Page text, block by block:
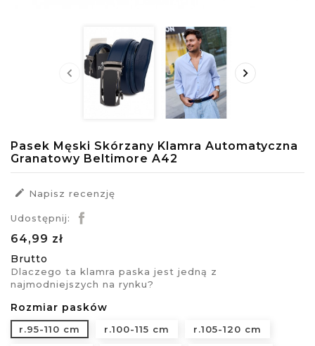
 
Pasek Męski Skórzany Klamra Automatyczna
Granatowy Beltimore A42
 Napisz recenzję
Udostępnij:
64,99 zł
Brutto
Dlaczego ta klamra paska jest jedną z
najmodniejszych na rynku?
Rozmiar pasków
r.95-110 cm r.100-115 cm r.105-120 cm